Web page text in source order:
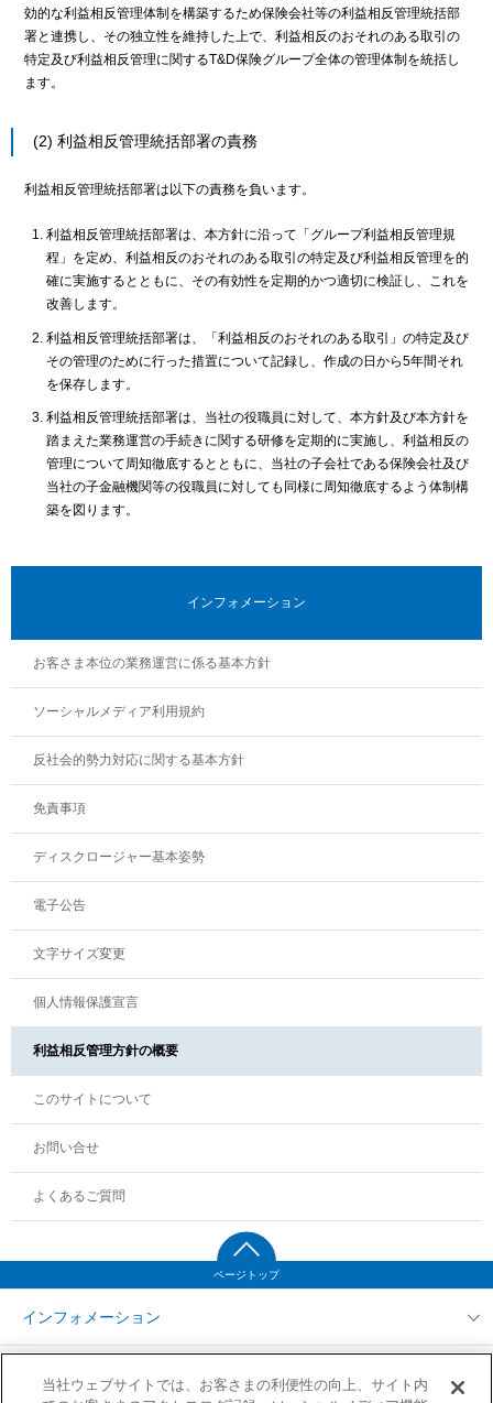
効的な利益相反管理体制を構築するため保険会社等の利益相反管理統括部
署と連携し、その独立性を維持した上で、利益相反のおそれのある取引の
特定及び利益相反管理に関するT&D保険グループ全体の管理体制を統括し
ます。
(2) 利益相反管理統括部署の責務
利益相反管理統括部署は以下の責務を負います。
利益相反管理統括部署は、本方針に沿って「グループ利益相反管理規
程」を定め、利益相反のおそれのある取引の特定及び利益相反管理を的
確に実施するとともに、その有効性を定期的かつ適切に検証し、これを
改善します。
利益相反管理統括部署は、「利益相反のおそれのある取引」の特定及び
その管理のために行った措置について記録し、作成の日から5年間それ
を保存します。
利益相反管理統括部署は、当社の役職員に対して、本方針及び本方針を
踏まえた業務運営の手続きに関する研修を定期的に実施し、利益相反の
管理について周知徹底するとともに、当社の子会社である保険会社及び
当社の子金融機関等の役職員に対しても同様に周知徹底するよう体制構
築を図ります。
インフォメーション
お客さま本位の業務運営に係る基本方針
ソーシャルメディア利用規約
反社会的勢力対応に関する基本方針
免責事項
ディスクロージャー基本姿勢
電子公告
文字サイズ変更
個人情報保護宣言
利益相反管理方針の概要
このサイトについて
お問い合せ
よくあるご質問
ページトップ
インフォメーション
当社ウェブサイトでは、お客さまの利便性の向上、サイト内